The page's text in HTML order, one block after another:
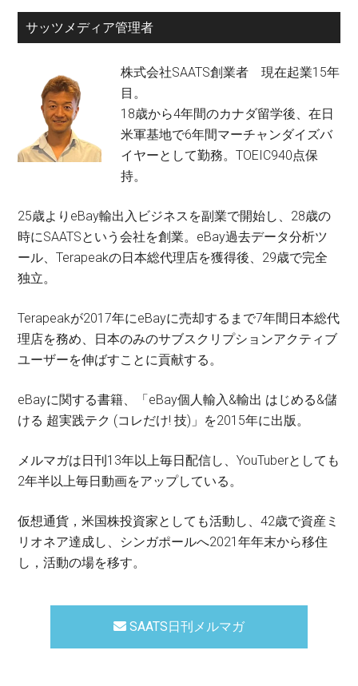
サッツメディア管理者
株式会社SAATS創業者 現在起業15年
目。
18歳から4年間のカナダ留学後、在日
米軍基地で6年間マーチャンダイズバ
イヤーとして勤務。TOEIC940点保
持。
25歳よりeBay輸出入ビジネスを副業で開始し、28歳の
時にSAATSという会社を創業。eBay過去データ分析ツ
ール、Terapeakの日本総代理店を獲得後、29歳で完全
独立。
Terapeakが2017年にeBayに売却するまで7年間日本総代
理店を務め、日本のみのサブスクリプションアクティブ
ユーザーを伸ばすことに貢献する。
eBayに関する書籍、「eBay個人輸入&輸出 はじめる&儲
ける 超実践テク (コレだけ! 技)」を2015年に出版。
メルマガは日刊13年以上毎日配信し、YouTuberとしても
2年半以上毎日動画をアップしている。
仮想通貨，米国株投資家としても活動し、42歳で資産ミ
リオネア達成し、シンガポールへ2021年年末から移住
し，活動の場を移す。
SAATS日刊メルマガ